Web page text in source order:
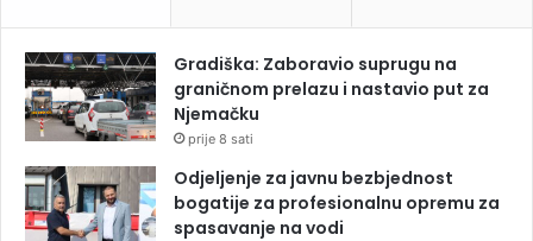
Gradiška: Zaboravio suprugu na
graničnom prelazu i nastavio put za
Njemačku
prije 8 sati
Odjeljenje za javnu bezbjednost
bogatije za profesionalnu opremu za
spasavanje na vodi